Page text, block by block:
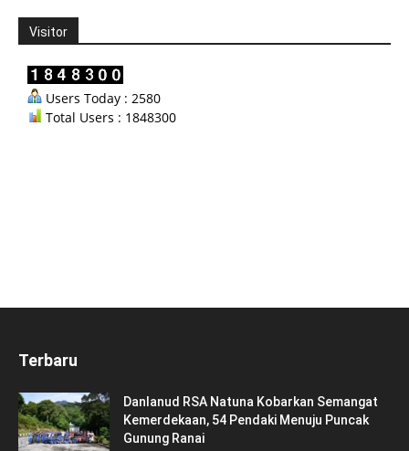
Visitor
Users Today : 2580
Total Users : 1848300
Terbaru
Danlanud RSA Natuna Kobarkan Semangat
Kemerdekaan, 54 Pendaki Menuju Puncak
Gunung Ranai